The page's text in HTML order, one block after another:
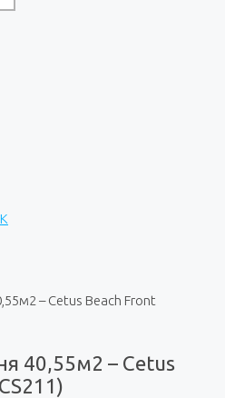
– Cetus Beach Front
40,55м2 – Cetus